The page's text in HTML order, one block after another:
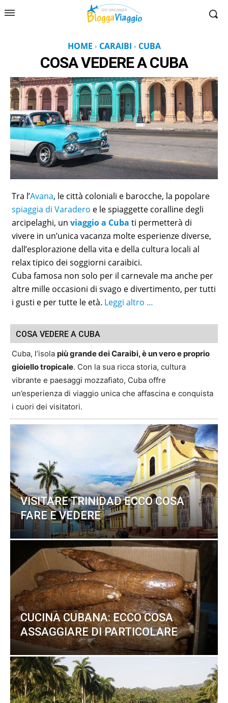
HOME CARAIBI CUBA
COSA VEDERE ACUBA
Tra l’Avana, le città coloniali e barocche, la popolare
spiaggia di Varadero e le spiaggette coralline degli
arcipelaghi, un viaggio a Cuba ti permetterà di
vivere in un’unica vacanza molte esperienze diverse,
dall’esplorazione della vita e della cultura locali al
relax tipico dei soggiorni caraibici.
Cuba famosa non solo per il carnevale ma anche per
altre mille occasioni di svago e divertimento, per tutti
i gusti e per tutte le età. Leggi altro …
COSA VEDERE A CUBA
Cuba, l’isola più grande dei Caraibi, è un vero e proprio
gioiello tropicale. Con la sua ricca storia, cultura
vibrante e paesaggi mozzafiato, Cuba offre
un’esperienza di viaggio unica che affascina e conquista
i cuori dei visitatori.
VISITARE TRINIDAD ECCO COSA
FARE E VEDERE
CUCINA CUBANA: ECCO COSA
ASSAGGIARE DI PARTICOLARE